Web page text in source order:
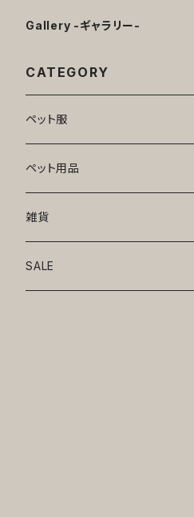
Gallery -ギャラリー-
CATEGORY
ペット服
トップス
ニット
アロハ
ボトムス
ワンピース
ペット用品
ベッド
リード・首輪
雑貨
アート
SALE